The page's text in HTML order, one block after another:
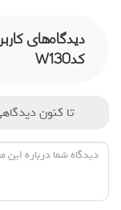
دیدگاه‌های
کدW130
تا کنون